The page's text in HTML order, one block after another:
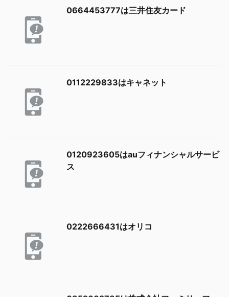
0664453777は三井住友カード
0112229833はキャネット
0120923605はauフィナンシャルサービ
ス
0222666431はオリコ